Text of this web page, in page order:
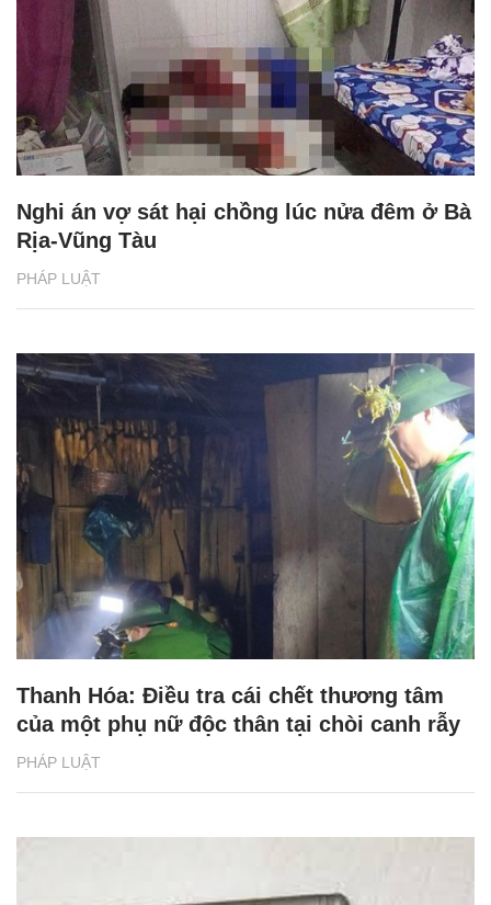
PHÁP LUẬT
Nghi án vợ sát hại chồng lúc nửa đêm ở Bà
Rịa-Vũng Tàu
PHÁP LUẬT
Thanh Hóa: Điều tra cái chết thương tâm
của một phụ nữ độc thân tại chòi canh rẫy